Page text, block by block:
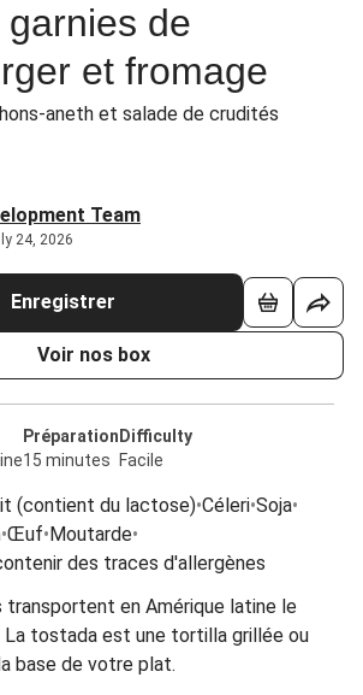
de
et fromage
aneth et salade de crudités
Team
24, 2026
Enregistrer
Voir nos box
Préparation
15 minutes
Difficulty
Facile
(contient du lactose)•Céleri•Soja•
•Œuf•Moutarde•
des traces d'allergènes
transportent en Amérique latine le
La tostada est une tortilla grillée ou
base de votre plat.